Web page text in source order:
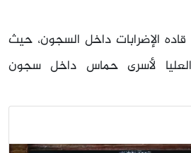
قاده الإضرابات داخل السجون، حيث
لأسرى حماس داخل سجون